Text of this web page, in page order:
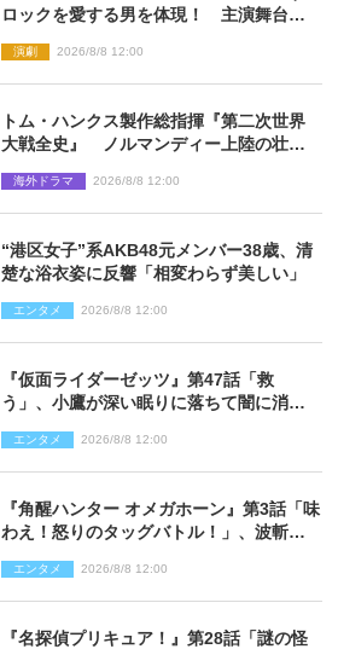
ロックを愛する男を体現！ 主演舞台
演劇 2026/8/8 12:00
トム・ハンクス製作総指揮『第二次世界
大戦全史』 ノルマンディー上陸の壮絶
海外ドラマ 2026/8/8 12:00
“港区女子”系AKB48元メンバー38歳、清
楚な浴衣姿に反響「相変わらず美しい」
エンタメ 2026/8/8 12:00
『仮面ライダーゼッツ』第47話「救
う」、小鷹が深い眠りに落ちて闇に消え
エンタメ 2026/8/8 12:00
『角醒ハンター オメガホーン』第3話「味
わえ！怒りのタッグバトル！」、波斬の
エンタメ 2026/8/8 12:00
『名探偵プリキュア！』第28話「謎の怪